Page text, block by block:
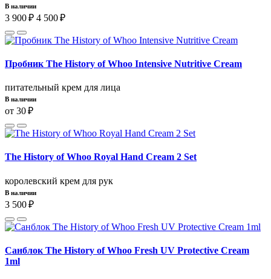
В наличии
3 900 ₽ 4 500 ₽
Пробник The History of Whoo Intensive Nutritive Cream
питательный крем для лица
В наличии
от 30 ₽
The History of Whoo Royal Hand Cream 2 Set
королевский крем для рук
В наличии
3 500 ₽
Санблок The History of Whoo Fresh UV Protective Cream
1ml